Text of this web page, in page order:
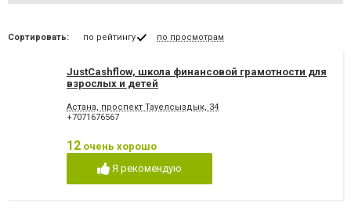
Сортировать: по рейтингу по просмотрам
JustCashflow, школа финансовой грамотности для
взрослых и детей
Астана, проспект Тауелсыздык, 34
+7071676567
12 очень хорошо
Я рекомендую